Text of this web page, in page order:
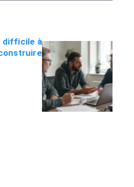
difficile à